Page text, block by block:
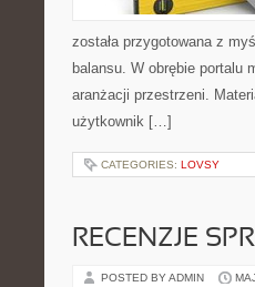
została przygotowana z
balansu. W obrębie portalu
aranżacji przestrzeni.
użytkownik […]
CATEGORIES: LOVSY
RECENZJE
POSTED BY ADMIN